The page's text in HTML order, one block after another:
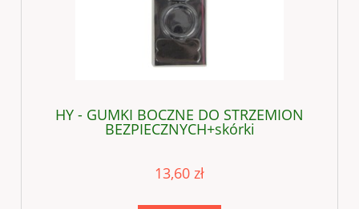
HY - GUMKI BOCZNE DO STRZEMION
BEZPIECZNYCH+skórki
13,60 zł